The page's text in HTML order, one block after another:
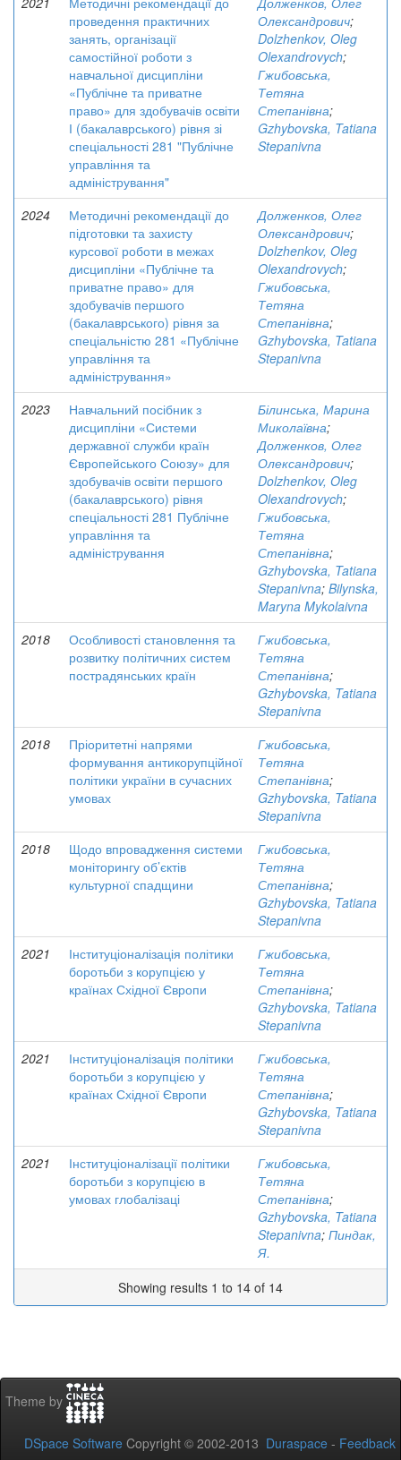
проведення практичних
занять, організації
самостійної роботи з
навчальної дисципліни
«Публічне та приватне
право» для здобувачів освіти
І (бакалаврського) рівня зі
спеціальності 281 "Публічне
управління та
адміністрування"
Олександрович;
Dolzhenkov, Oleg
Olexandrovych;
Гжибовська,
Тетяна
Степанівна;
Gzhybovska, Tatiana
Stepanivna
2024
Методичні рекомендації до
підготовки та захисту
курсової роботи в межах
дисципліни «Публічне та
приватне право» для
здобувачів першого
(бакалаврського) рівня за
спеціальністю 281 «Публічне
управління та
адміністрування»
Долженков, Олег
Олександрович;
Dolzhenkov, Oleg
Olexandrovych;
Гжибовська,
Тетяна
Степанівна;
Gzhybovska, Tatiana
Stepanivna
2023
Навчальний посібник з
дисципліни «Системи
державної служби країн
Європейського Союзу» для
здобувачів освіти першого
(бакалаврського) рівня
спеціальності 281 Публічне
управління та
адміністрування
Білинська, Марина
Миколаївна;
Долженков, Олег
Олександрович;
Dolzhenkov, Oleg
Olexandrovych;
Гжибовська,
Тетяна
Степанівна;
Gzhybovska, Tatiana
Stepanivna; Bilynska,
Maryna Mykolaivna
2018
Особливості становлення та
розвитку політичних систем
пострадянських країн
Гжибовська,
Тетяна
Степанівна;
Gzhybovska, Tatiana
Stepanivna
2018
Пріоритетні напрями
формування антикорупційної
політики україни в сучасних
умовах
Гжибовська,
Тетяна
Степанівна;
Gzhybovska, Tatiana
Stepanivna
2018
Щодо впровадження системи
моніторингу об’єктів
культурної спадщини
Гжибовська,
Тетяна
Степанівна;
Gzhybovska, Tatiana
Stepanivna
2021
Інституціоналізація політики
боротьби з корупцією у
країнах Східної Європи
Гжибовська,
Тетяна
Степанівна;
Gzhybovska, Tatiana
Stepanivna
2021
Інституціоналізація політики
боротьби з корупцією у
країнах Східної Європи
Гжибовська,
Тетяна
Степанівна;
Gzhybovska, Tatiana
Stepanivna
2021
Інституціоналізації політики
боротьби з корупцією в
умовах глобалізаці
Гжибовська,
Тетяна
Степанівна;
Gzhybovska, Tatiana
Stepanivna; Пиндак,
Я.
Showing results 1 to 14 of 14
Theme by
DSpace Software Copyright © 2002-2013 Duraspace - Feedback